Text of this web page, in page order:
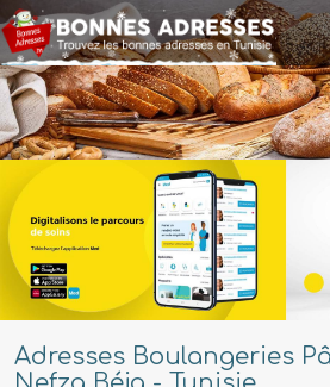
Adresses Boulangeries